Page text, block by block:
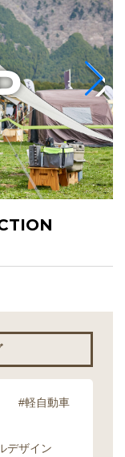
#軽自動車
デザイン